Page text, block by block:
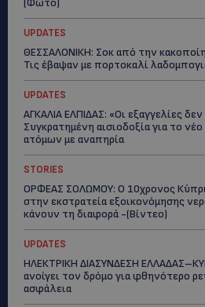
(Φώτο)
UPDATES
ΘΕΣΣΑΛΟΝΙΚΗ: Σοκ από την
Τις έβαψαν με πορτοκαλί
UPDATES
ΑΓΚΑΛΙΑ ΕΛΠΙΔΑΣ: «Οι εξαγγελίες
Συγκρατημένη αισιοδοξία για το
ατόμων με αναπηρία
STORIES
ΟΡΦΕΑΣ ΣΟΛΩΜΟΥ: Ο 10χρονος
στην εκστρατεία εξοικονόμησης
κάνουν τη διαφορά -(Βίντεο)
UPDATES
ΗΛΕΚΤΡΙΚΗ ΔΙΑΣΥΝΔΕΣΗ
ανοίγει τον δρόμο για φθηνότερο
ασφάλεια